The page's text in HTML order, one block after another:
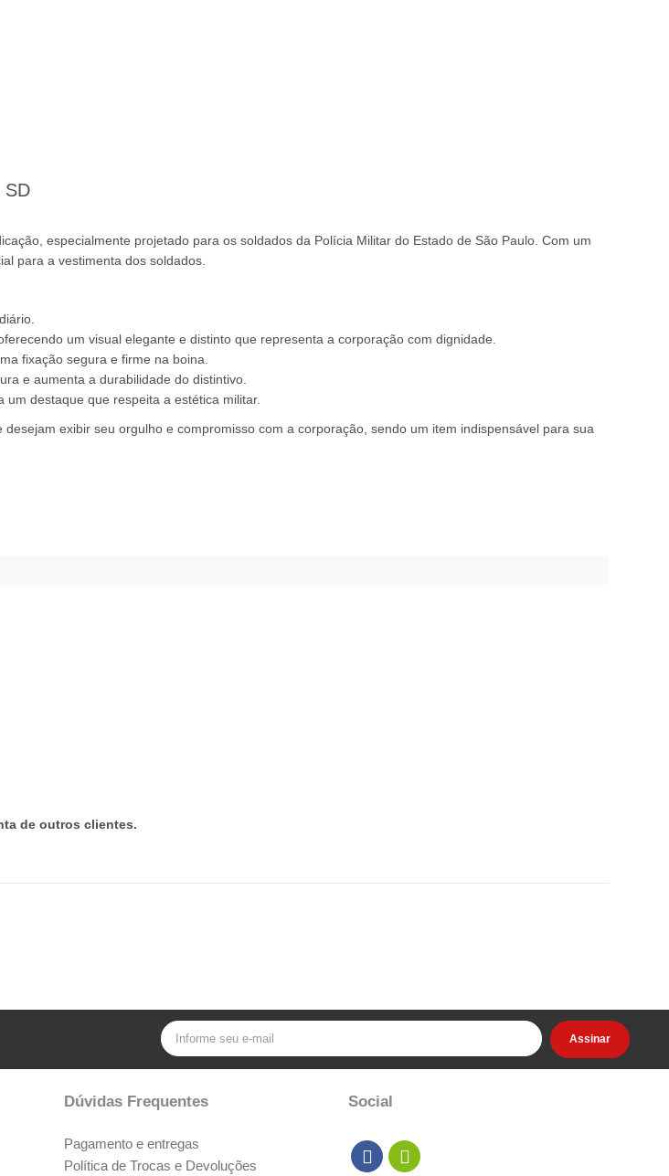
SD
especialmente projetado para os soldados da Polícia Militar do Estado de São Paulo. Com um
para a vestimenta dos soldados.
um visual elegante e distinto que representa a corporação com dignidade.
fixação segura e firme na boina.
e aumenta a durabilidade do distintivo.
destaque que respeita a estética militar.
exibir seu orgulho e compromisso com a corporação, sendo um item indispensável para sua
de outros clientes.
Assinar
Dúvidas Frequentes
Pagamento e entregas
Política de Trocas e Devoluções
Social